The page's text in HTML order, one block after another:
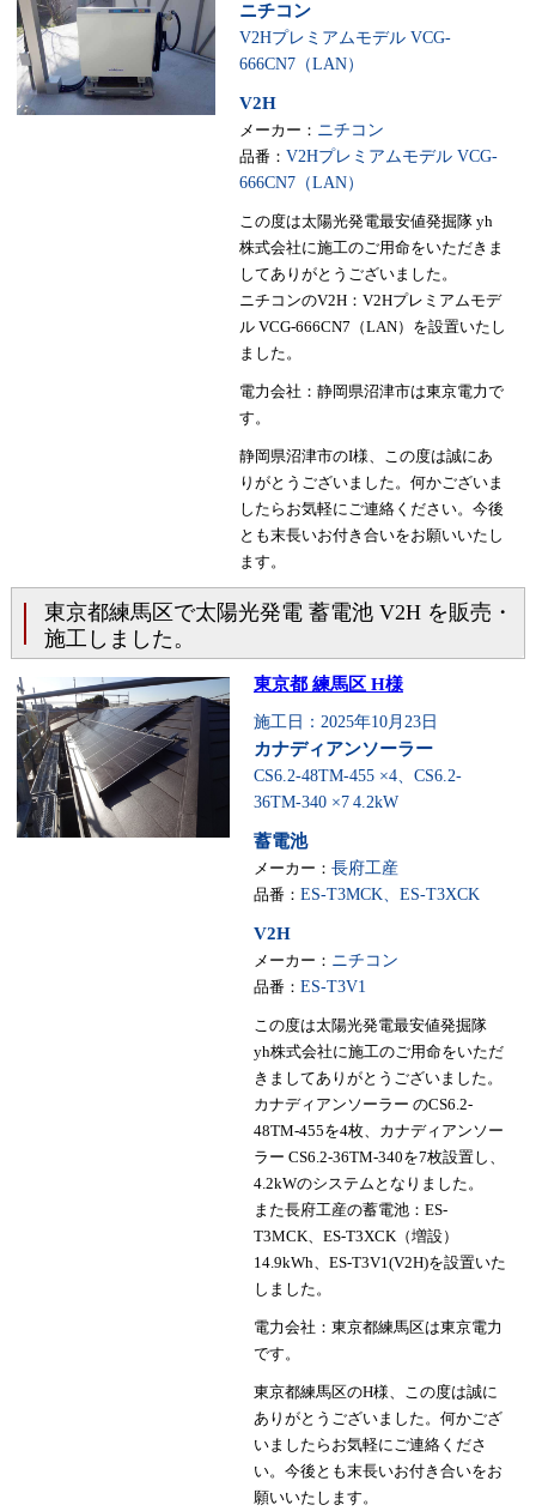
ニチコン
V2Hプレミアムモデル VCG-
666CN7（LAN）
V2H
メーカー： ニチコン
品番： V2Hプレミアムモデル VCG-
666CN7（LAN）
この度は太陽光発電最安値発掘隊 yh
株式会社に施工のご用命をいただきま
してありがとうございました。
ニチコンのV2H：V2Hプレミアムモデ
ル VCG-666CN7（LAN）を設置いたし
ました。
電力会社：静岡県沼津市は東京電力で
す。
静岡県沼津市のI様、この度は誠にあ
りがとうございました。何かございま
したらお気軽にご連絡ください。今後
とも末長いお付き合いをお願いいたし
ます。
東京都練馬区で太陽光発電 蓄電池 V2H を販売・
施工しました。
東京都 練馬区 H様
施工日：2025年10月23日
カナディアンソーラー
CS6.2-48TM-455 ×4、CS6.2-
36TM-340 ×7 4.2kW
蓄電池
メーカー： 長府工産
品番： ES-T3MCK、ES-T3XCK
V2H
メーカー： ニチコン
品番： ES-T3V1
この度は太陽光発電最安値発掘隊
yh株式会社に施工のご用命をいただ
きましてありがとうございました。
カナディアンソーラー のCS6.2-
48TM-455を4枚、カナディアンソー
ラー CS6.2-36TM-340を7枚設置し、
4.2kWのシステムとなりました。
また長府工産の蓄電池：ES-
T3MCK、ES-T3XCK（増設）
14.9kWh、ES-T3V1(V2H)を設置いた
しました。
電力会社：東京都練馬区は東京電力
です。
東京都練馬区のH様、この度は誠に
ありがとうございました。何かござ
いましたらお気軽にご連絡くださ
い。今後とも末長いお付き合いをお
願いいたします。